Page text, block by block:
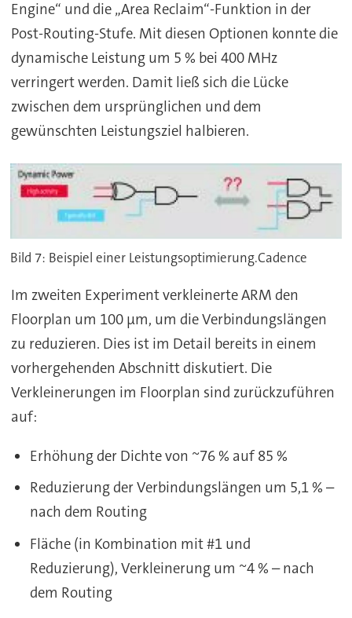
Engine“ und die „Area Reclaim“-Funktion in der
Post-Routing-Stufe. Mit diesen Optionen konnte die
dynamische Leistung um 5 % bei 400 MHz
verringert werden. Damit ließ sich die Lücke
zwischen dem ursprünglichen und dem
gewünschten Leistungsziel halbieren.
Bild 7: Beispiel einer Leistungsoptimierung.Cadence
Im zweiten Experiment verkleinerte ARM den
Floorplan um 100 µm, um die Verbindungslängen
zu reduzieren. Dies ist im Detail bereits in einem
vorhergehenden Abschnitt diskutiert. Die
Verkleinerungen im Floorplan sind zurückzuführen
auf:
Erhöhung der Dichte von ~76 % auf 85 %
Reduzierung der Verbindungslängen um 5,1 % –
nach dem Routing
Fläche (in Kombination mit #1 und
Reduzierung), Verkleinerung um ~4 % – nach
dem Routing